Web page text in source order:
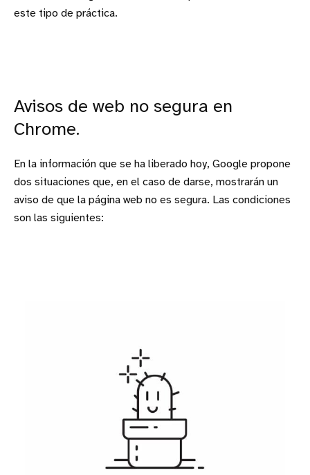
este tipo de práctica.
Avisos de web no segura en
Chrome.
En la información que se ha liberado hoy, Google propone
dos situaciones que, en el caso de darse, mostrarán un
aviso de que la página web no es segura. Las condiciones
son las siguientes: